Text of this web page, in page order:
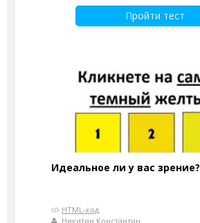
Пройти тест
Идеальное ли у вас зрение?
HTML-код
Никитин Константин